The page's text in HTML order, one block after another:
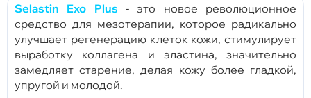
Selastin Exo Plus - это новое революционное
средство для мезотерапии, которое радикально
улучшает регенерацию клеток кожи, стимулирует
выработку коллагена и эластина, значительно
замедляет старение, делая кожу более гладкой,
упругой и молодой.